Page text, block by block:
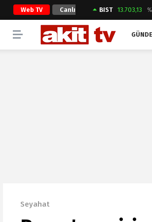
Web TV Canlı
Yayın
BIST 13.703,13
Seyahat